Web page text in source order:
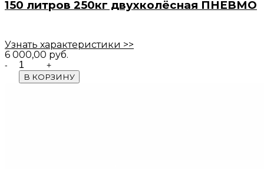
150 литров 250кг двухколёсная ПНЕВМО
Узнать характеристики >>
6 000,00 руб.
Quantity
В КОРЗИНУ